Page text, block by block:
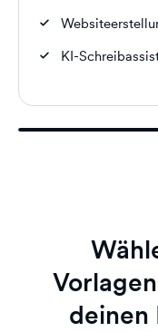
KI-
deinen